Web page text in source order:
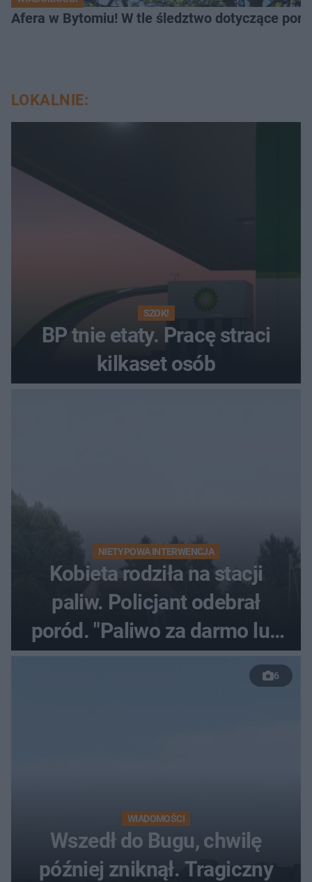
Afera w Bytomiu! W tle śledztwo dotyczące
LOKALNIE:
SZOK!
BP tnie etaty. Pracę straci
kilkaset osób
NIETYPOWA INTERWENCJA
Kobieta rodziła na stacji
paliw. Policjant odebrał
poród. "Paliwo za darmo lub
50 %!"
6
WIADOMOŚCI
Wszedł do Bugu, chwilę
później zniknął. Tragiczny